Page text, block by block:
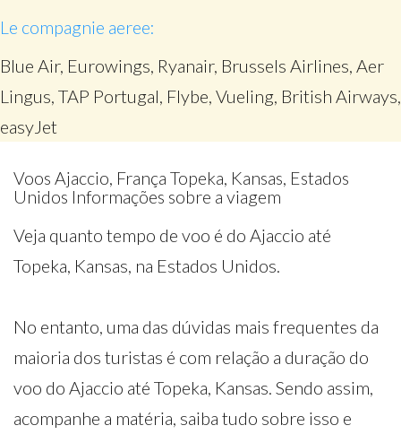
Le compagnie aeree:
Blue Air, Eurowings, Ryanair, Brussels Airlines, Aer
Lingus, TAP Portugal, Flybe, Vueling, British Airways,
easyJet
Voos Ajaccio, França Topeka, Kansas, Estados
Unidos Informações sobre a viagem
Veja quanto tempo de voo é do Ajaccio até
Topeka, Kansas, na Estados Unidos.
No entanto, uma das dúvidas mais frequentes da
maioria dos turistas é com relação a duração do
voo do Ajaccio até Topeka, Kansas. Sendo assim,
acompanhe a matéria, saiba tudo sobre isso e